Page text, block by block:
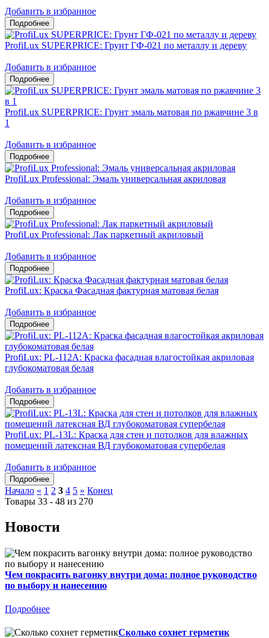
Добавить в избранное
ProfiLux SUPERPRICE: Грунт ГФ-021 по металлу и дереву
Добавить в избранное
ProfiLux SUPERPRICE: Грунт эмаль матовая по ржавчине 3 в
1
Добавить в избранное
ProfiLux Professional: Эмаль универсальная акриловая
Добавить в избранное
ProfiLux Professional: Лак паркетный акриловый
Добавить в избранное
ProfiLux: Краска Фасадная фактурная матовая белая
Добавить в избранное
ProfiLux: PL-112А: Краска фасадная влагостойкая акриловая
глубокоматовая белая
Добавить в избранное
ProfiLux: PL-13L: Краска для стен и потолков для влажных
помещений латексная ВД глубокоматовая супербелая
Добавить в избранное
Начало « 1 2 3 4 5 » Конец
Товары 33 - 48 из 270
Новости
Чем покрасить вагонку внутри дома: полное руководство
по выбору и нанесению
Подробнее
Сколько сохнет герметик